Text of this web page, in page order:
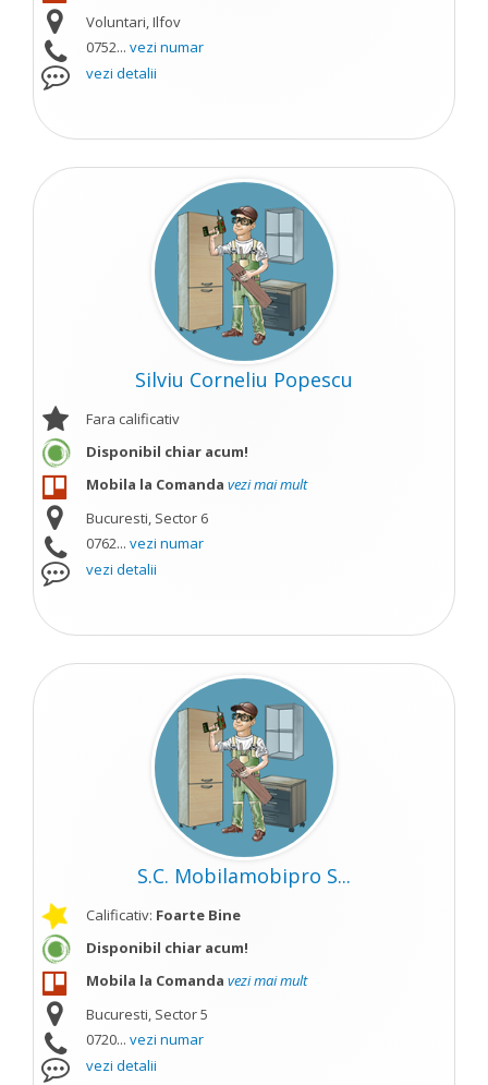
Voluntari, Ilfov
0752... vezi numar
vezi detalii
Silviu Corneliu Popescu
Fara calificativ
Disponibil chiar acum!
Mobila la Comanda vezi mai mult
Bucuresti, Sector 6
0762... vezi numar
vezi detalii
S.C. Mobilamobipro S...
Calificativ: Foarte Bine
Disponibil chiar acum!
Mobila la Comanda vezi mai mult
Bucuresti, Sector 5
0720... vezi numar
vezi detalii